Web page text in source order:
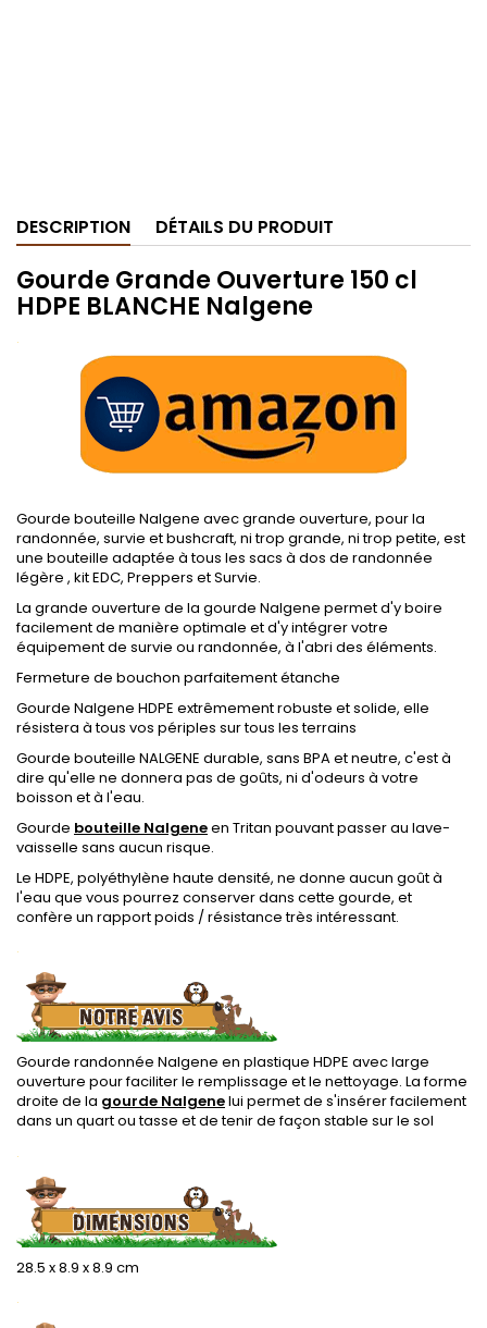
DESCRIPTION DÉTAILS DU PRODUIT
Gourde Grande Ouverture 150 cl
HDPE BLANCHE Nalgene
.
Gourde bouteille Nalgene avec grande ouverture, pour la
randonnée, survie et bushcraft, ni trop grande, ni trop petite, est
une bouteille adaptée à tous les sacs à dos de randonnée
légère , kit EDC, Preppers et Survie.
La grande ouverture de la gourde Nalgene permet d'y boire
facilement de manière optimale et d'y intégrer votre
équipement de survie ou randonnée, à l'abri des éléments.
Fermeture de bouchon parfaitement étanche
Gourde Nalgene HDPE extrêmement robuste et solide, elle
résistera à tous vos périples sur tous les terrains
Gourde bouteille NALGENE durable, sans BPA et neutre, c'est à
dire qu'elle ne donnera pas de goûts, ni d'odeurs à votre
boisson et à l'eau.
Gourde bouteille Nalgeneen Tritan pouvant passer au lave-
vaisselle sans aucun risque.
Le HDPE, polyéthylène haute densité, ne donne aucun goût à
l'eau que vous pourrez conserver dans cette gourde, et
confère un rapport poids / résistance très intéressant.
.
Gourde randonnée Nalgene en plastique HDPE avec large
ouverture pour faciliter le remplissage et le nettoyage. La forme
droite de la gourde Nalgenelui permet de s'insérer facilement
dans un quart ou tasse et de tenir de façon stable sur le sol
.
28.5 x 8.9 x 8.9 cm
.